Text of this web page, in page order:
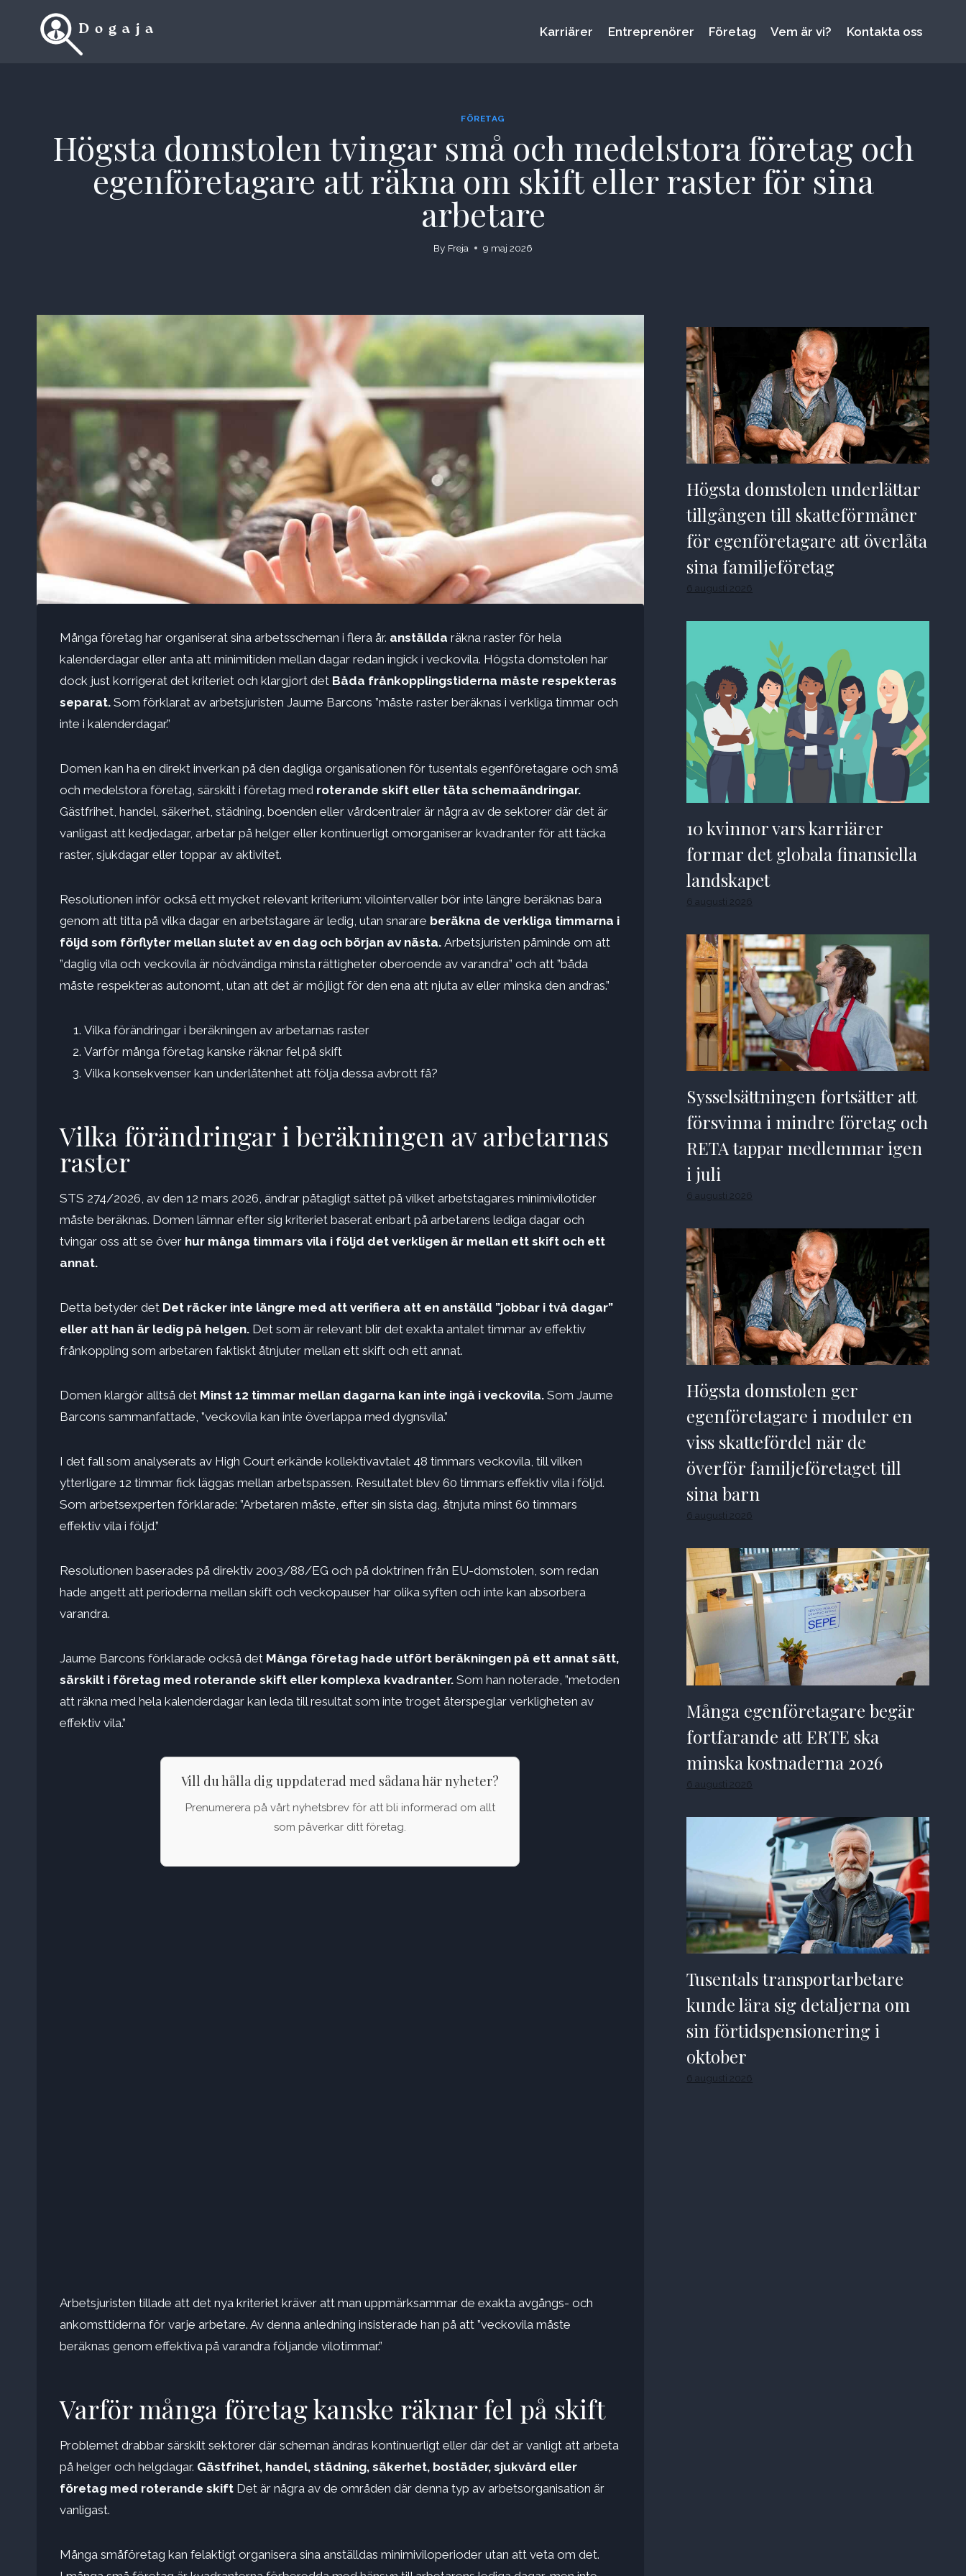
Karriärer Entreprenörer Företag Vem är vi? Kontakta oss
FÖRETAG
Högsta domstolen tvingar små och medelstora företag och
egenföretagare att räkna om skift eller raster för sina
arbetare
By Freja 9 maj 2026
Många företag har organiserat sina arbetsscheman i flera år. anställda räkna raster för hela
kalenderdagar eller anta att minimitiden mellan dagar redan ingick i veckovila. Högsta domstolen har
dock just korrigerat det kriteriet och klargjort det Båda frånkopplingstiderna måste respekteras
separat. Som förklarat av arbetsjuristen Jaume Barcons ”måste raster beräknas i verkliga timmar och
inte i kalenderdagar.”
Domen kan ha en direkt inverkan på den dagliga organisationen för tusentals egenföretagare och små
och medelstora företag, särskilt i företag med roterande skift eller täta schemaändringar.
Gästfrihet, handel, säkerhet, städning, boenden eller vårdcentraler är några av de sektorer där det är
vanligast att kedjedagar, arbetar på helger eller kontinuerligt omorganiserar kvadranter för att täcka
raster, sjukdagar eller toppar av aktivitet.
Resolutionen inför också ett mycket relevant kriterium: vilointervaller bör inte längre beräknas bara
genom att titta på vilka dagar en arbetstagare är ledig, utan snarare beräkna de verkliga timmarna i
följd som förflyter mellan slutet av en dag och början av nästa. Arbetsjuristen påminde om att
”daglig vila och veckovila är nödvändiga minsta rättigheter oberoende av varandra” och att ”båda
måste respekteras autonomt, utan att det är möjligt för den ena att njuta av eller minska den andras.”
Vilka förändringar i beräkningen av arbetarnas raster
Varför många företag kanske räknar fel på skift
Vilka konsekvenser kan underlåtenhet att följa dessa avbrott få?
Vilka förändringar i beräkningen av arbetarnas
raster
STS 274/2026, av den 12 mars 2026, ändrar påtagligt sättet på vilket arbetstagares minimivilotider
måste beräknas. Domen lämnar efter sig kriteriet baserat enbart på arbetarens lediga dagar och
tvingar oss att se över hur många timmars vila i följd det verkligen är mellan ett skift och ett
annat.
Detta betyder det Det räcker inte längre med att verifiera att en anställd ”jobbar i två dagar”
eller att han är ledig på helgen. Det som är relevant blir det exakta antalet timmar av effektiv
frånkoppling som arbetaren faktiskt åtnjuter mellan ett skift och ett annat.
Domen klargör alltså det Minst 12 timmar mellan dagarna kan inte ingå i veckovila. Som Jaume
Barcons sammanfattade, ”veckovila kan inte överlappa med dygnsvila.”
I det fall som analyserats av High Court erkände kollektivavtalet 48 timmars veckovila, till vilken
ytterligare 12 timmar fick läggas mellan arbetspassen. Resultatet blev 60 timmars effektiv vila i följd.
Som arbetsexperten förklarade: ”Arbetaren måste, efter sin sista dag, åtnjuta minst 60 timmars
effektiv vila i följd.”
Resolutionen baserades på direktiv 2003/88/EG och på doktrinen från EU-domstolen, som redan
hade angett att perioderna mellan skift och veckopauser har olika syften och inte kan absorbera
varandra.
Jaume Barcons förklarade också det Många företag hade utfört beräkningen på ett annat sätt,
särskilt i företag med roterande skift eller komplexa kvadranter. Som han noterade, ”metoden
att räkna med hela kalenderdagar kan leda till resultat som inte troget återspeglar verkligheten av
effektiv vila.”
Vill du hålla dig uppdaterad med sådana här nyheter?
Prenumerera på vårt nyhetsbrev för att bli informerad om allt
som påverkar ditt företag.
Arbetsjuristen tillade att det nya kriteriet kräver att man uppmärksammar de exakta avgångs- och
ankomsttiderna för varje arbetare. Av denna anledning insisterade han på att ”veckovila måste
beräknas genom effektiva på varandra följande vilotimmar.”
Varför många företag kanske räknar fel på skift
Problemet drabbar särskilt sektorer där scheman ändras kontinuerligt eller där det är vanligt att arbeta
på helger och helgdagar. Gästfrihet, handel, städning, säkerhet, bostäder, sjukvård eller
företag med roterande skift Det är några av de områden där denna typ av arbetsorganisation är
vanligast.
Många småföretag kan felaktigt organisera sina anställdas minimiviloperioder utan att veta om det.
Högsta domstolen underlättar
tillgången till skatteförmåner
för egenföretagare att överlåta
sina familjeföretag
6 augusti 2026
10 kvinnor vars karriärer
formar det globala finansiella
landskapet
6 augusti 2026
Sysselsättningen fortsätter att
försvinna i mindre företag och
RETA tappar medlemmar igen
i juli
6 augusti 2026
Högsta domstolen ger
egenföretagare i moduler en
viss skattefördel när de
överför familjeföretaget till
sina barn
6 augusti 2026
Många egenföretagare begär
fortfarande att ERTE ska
minska kostnaderna 2026
6 augusti 2026
Tusentals transportarbetare
kunde lära sig detaljerna om
sin förtidspensionering i
oktober
6 augusti 2026